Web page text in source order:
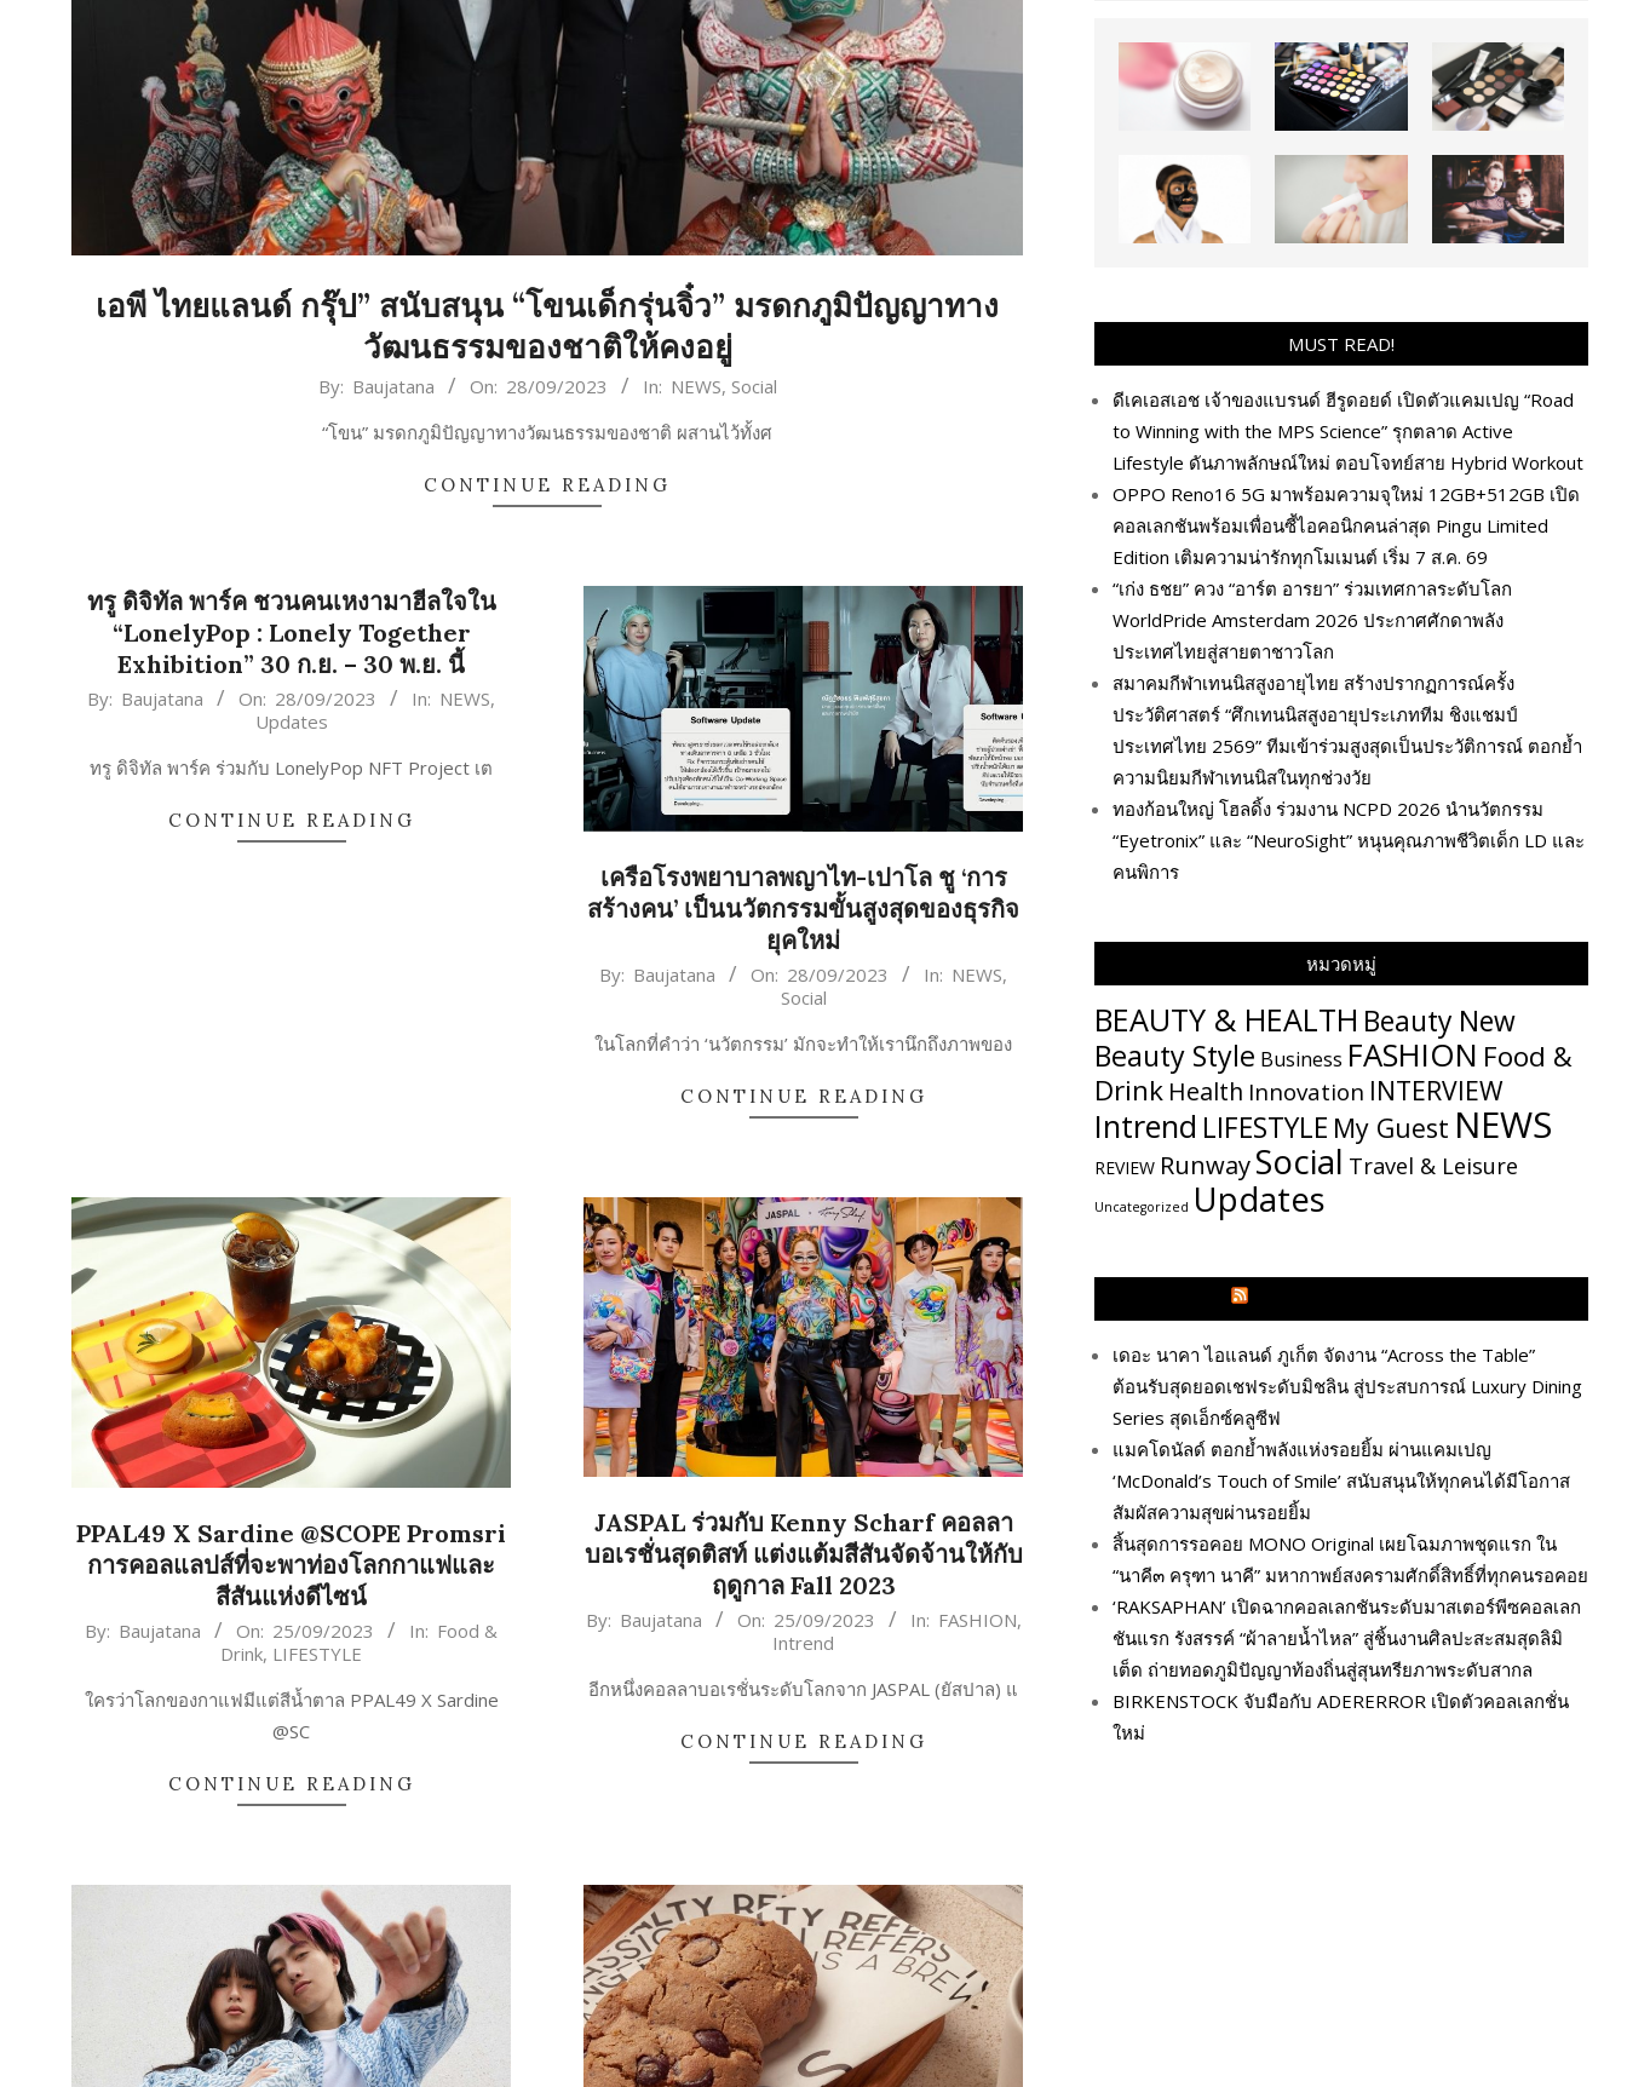
เอพี ไทยแลนด์ กรุ๊ป” สนับสนุน “โขนเด็กรุ่นจิ๋ว” มรดกภูมิปัญญาทาง
วัฒนธรรมของชาติให้คงอยู่
By: Baujatana On: 28/09/2023 In: NEWS, Social
“โขน” มรดกภูมิปัญญาทางวัฒนธรรมของชาติ ผสานไว้ทั้งศ
CONTINUE READING
ทรู ดิจิทัล พาร์ค ชวนคนเหงามาฮีลใจใน
“LonelyPop : Lonely Together
Exhibition” 30 ก.ย. – 30 พ.ย. นี้
2023-
28
By: Baujatana On: 28/09/2023 In: NEWS,
Updates
ทรู ดิจิทัล พาร์ค ร่วมกับ LonelyPop NFT Project เต
CONTINUE READING
เครือโรงพยาบาลพญาไท-เปาโล ชู ‘การ
สร้างคน’ เป็นนวัตกรรมขั้นสูงสุดของธุรกิจ
ยุคใหม่
2023-
28
By: Baujatana On: 28/09/2023 In: NEWS,
Social
ในโลกที่คำว่า ‘นวัตกรรม’ มักจะทำให้เรานึกถึงภาพของ
CONTINUE READING
PPAL49 X Sardine @SCOPE Promsri
การคอลแลปส์ที่จะพาท่องโลกกาแฟและ
สีสันแห่งดีไซน์
2023-
25
By: Baujatana On: 25/09/2023 In: Food &
Drink, LIFESTYLE
ใครว่าโลกของกาแฟมีแต่สีน้ำตาล PPAL49 X Sardine
@SC
CONTINUE READING
JASPAL ร่วมกับ Kenny Scharf คอลลา
บอเรชั่นสุดติสท์ แต่งแต้มสีสันจัดจ้านให้กับ
ฤดูกาล Fall 2023
2023-
25
By: Baujatana On: 25/09/2023 In: FASHION,
Intrend
อีกหนึ่งคอลลาบอเรชั่นระดับโลกจาก JASPAL (ยัสปาล) แ
CONTINUE READING
MUST READ!
ดีเคเอสเอช เจ้าของแบรนด์ ฮีรูดอยด์ เปิดตัวแคมเปญ “Road
to Winning with the MPS Science” รุกตลาด Active
Lifestyle ดันภาพลักษณ์ใหม่ ตอบโจทย์สาย Hybrid Workout
OPPO Reno16 5G มาพร้อมความจุใหม่ 12GB+512GB เปิด
คอลเลกชันพร้อมเพื่อนซี้ไอคอนิกคนล่าสุด Pingu Limited
Edition เติมความน่ารักทุกโมเมนต์ เริ่ม 7 ส.ค. 69
“เก่ง ธชย” ควง “อาร์ต อารยา” ร่วมเทศกาลระดับโลก
WorldPride Amsterdam 2026 ประกาศศักดาพลัง
ประเทศไทยสู่สายตาชาวโลก
สมาคมกีฬาเทนนิสสูงอายุไทย สร้างปรากฏการณ์ครั้ง
ประวัติศาสตร์ “ศึกเทนนิสสูงอายุประเภททีม ชิงแชมป์
ประเทศไทย 2569” ทีมเข้าร่วมสูงสุดเป็นประวัติการณ์ ตอกย้ำ
ความนิยมกีฬาเทนนิสในทุกช่วงวัย
ทองก้อนใหญ่ โฮลดิ้ง ร่วมงาน NCPD 2026 นำนวัตกรรม
“Eyetronix” และ “NeuroSight” หนุนคุณภาพชีวิตเด็ก LD และ
คนพิการ
หมวดหมู่
BEAUTY & HEALTH Beauty New
Beauty Style Business FASHION Food &
Drink Health Innovation INTERVIEW
Intrend LIFESTYLE My​ Guest NEWS
REVIEW RunwaySocial Travel & Leisure
Uncategorized Updates
เดอะ นาคา ไอแลนด์ ภูเก็ต จัดงาน “Across the Table”
ต้อนรับสุดยอดเชฟระดับมิชลิน สู่ประสบการณ์ Luxury Dining
Series สุดเอ็กซ์คลูซีฟ
แมคโดนัลด์ ตอกย้ำพลังแห่งรอยยิ้ม ผ่านแคมเปญ
‘McDonald’s Touch of Smile’ สนับสนุนให้ทุกคนได้มีโอกาส
สัมผัสความสุขผ่านรอยยิ้ม
สิ้นสุดการรอคอย MONO Original เผยโฉมภาพชุดแรก ใน
“นาคี๓ ครุฑา นาคี” มหากาพย์สงครามศักดิ์สิทธิ์ที่ทุกคนรอคอย
‘RAKSAPHAN’ เปิดฉากคอลเลกชันระดับมาสเตอร์พีซคอลเลก
ชันแรก รังสรรค์ “ผ้าลายน้ำไหล” สู่ชิ้นงานศิลปะสะสมสุดลิมิ
เต็ด ถ่ายทอดภูมิปัญญาท้องถิ่นสู่สุนทรียภาพระดับสากล
BIRKENSTOCK จับมือกับ ADERERROR เปิดตัวคอลเลกชั่น
ใหม่